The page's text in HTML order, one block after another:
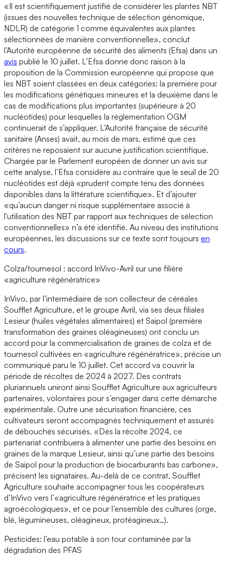
«Il est scientifiquement justifié de considérer les plantes NBT
(issues des nouvelles technique de sélection génomique,
NDLR) de catégorie 1 comme équivalentes aux plantes
sélectionnées de manière conventionnelle», conclut
l’Autorité européenne de sécurité des aliments (Efsa) dans un
avis publié le 10 juillet. L’Efsa donne donc raison à la
proposition de la Commission européenne qui propose que
les NBT soient classées en deux catégories: la première pour
les modifications génétiques mineures et la deuxième dans le
cas de modifications plus importantes (supérieure à 20
nucléotides) pour lesquelles la réglementation OGM
continuerait de s’appliquer. L’Autorité française de sécurité
sanitaire (Anses) avait, au mois de mars, estimé que ces
critères ne reposaient sur aucune justification scientifique.
Chargée par le Parlement européen de donner un avis sur
cette analyse, l’Efsa considère au contraire que le seuil de 20
nucléotides est déjà «prudent compte tenu des données
disponibles dans la littérature scientifique». Et d’ajouter
«qu’aucun danger ni risque supplémentaire associé à
l'utilisation des NBT par rapport aux techniques de sélection
conventionnelles» n’a été identifié. Au niveau des institutions
européennes, les discussions sur ce texte sont toujours en
cours.
Colza/tournesol : accord InVivo-Avril sur une filière
«agriculture régénératrice»
InVivo, par l’intermédiaire de son collecteur de céréales
Soufflet Agriculture, et le groupe Avril, via ses deux filiales
Lesieur (huiles végétales alimentaires) et Saipol (première
transformation des graines oléagineuses) ont conclu un
accord pour la commercialisation de graines de colza et de
tournesol cultivées en «agriculture régénératrice», précise un
communiqué paru le 10 juillet. Cet accord va couvrir la
période de récoltes de 2024 à 2027. Des contrats
pluriannuels uniront ainsi Soufflet Agriculture aux agriculteurs
partenaires, volontaires pour s’engager dans cette démarche
expérimentale. Outre une sécurisation financière, ces
cultivateurs seront accompagnés techniquement et assurés
de débouchés sécurisés. «Dès la récolte 2024, ce
partenariat contribuera à alimenter une partie des besoins en
graines de la marque Lesieur, ainsi qu’une partie des besoins
de Saipol pour la production de biocarburants bas carbone»,
précisent les signataires. Au-delà de ce contrat, Soufflet
Agriculture souhaite accompagner tous les coopérateurs
d’InVivo vers l’«agriculture régénératrice et les pratiques
agroécologiques», et ce pour l’ensemble des cultures (orge,
blé, légumineuses, oléagineux, protéagineux…).
Pesticides: l’eau potable à son tour contaminée par la
dégradation des PFAS